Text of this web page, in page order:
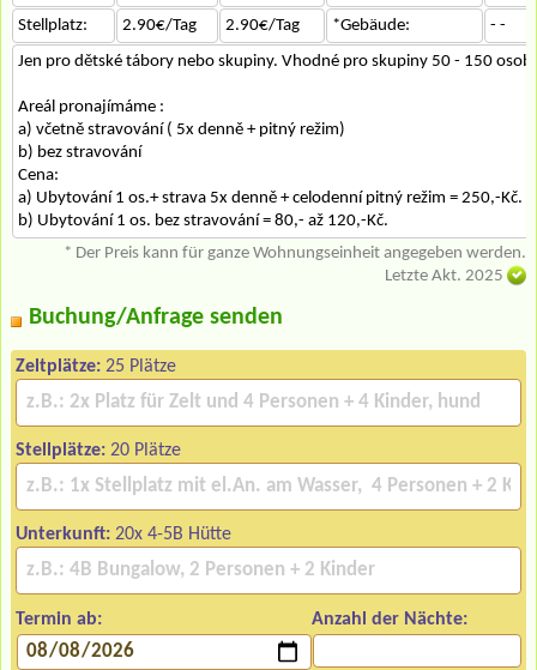
Stellplatz: 2.90€/Tag 2.90€/Tag *Gebäude:
- -
Jen pro dětské tábory nebo skupiny. Vhodné pro skupiny 50 - 150 osob.
Areál pronajímáme :
a) včetně stravování ( 5x denně + pitný režim)
b) bez stravování
Cena:
a) Ubytování 1 os.+ strava 5x denně + celodenní pitný režim = 250,-Kč.
b) Ubytování 1 os. bez stravování = 80,- až 120,-Kč.
* Der Preis kann für ganze Wohnungseinheit angegeben werden.
Letzte Akt. 2025
Buchung/Anfrage senden
Zeltplätze: 25 Plätze
Stellplätze: 20 Plätze
Unterkunft: 20x 4-5B Hütte
Termin ab: Anzahl der Nächte: